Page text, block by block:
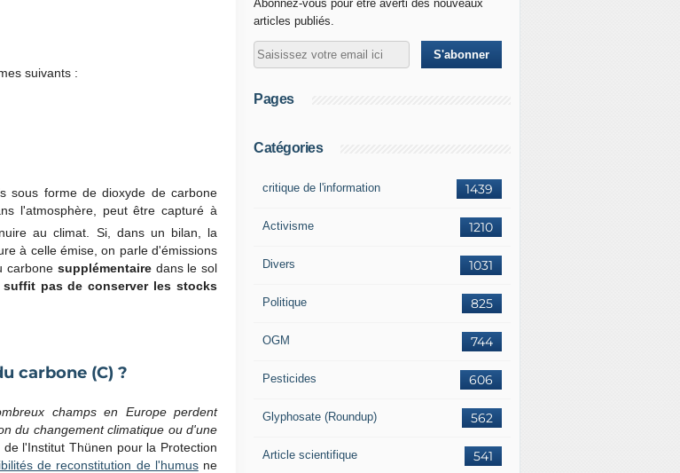
suivants :
sous forme de dioxyde de carbone
l'atmosphère, peut être capturé à
au climat. Si, dans un bilan, la
à celle émise, on parle d'émissions
carbone supplémentairedans le sol
pas de conserver les stocks
carbone (C) ?
champs en Europe perdent
du changement climatique ou d'une
l'Institut Thünen pour la Protection
de reconstitution de l'humusne
Abonnez-vous pour être averti des nouveaux
articles publiés.
Pages
Catégories
1439
critique de l'information
1210
Activisme
1031
Divers
825
Politique
744
OGM
606
Pesticides
562
Glyphosate (Roundup)
541
Article scientifique